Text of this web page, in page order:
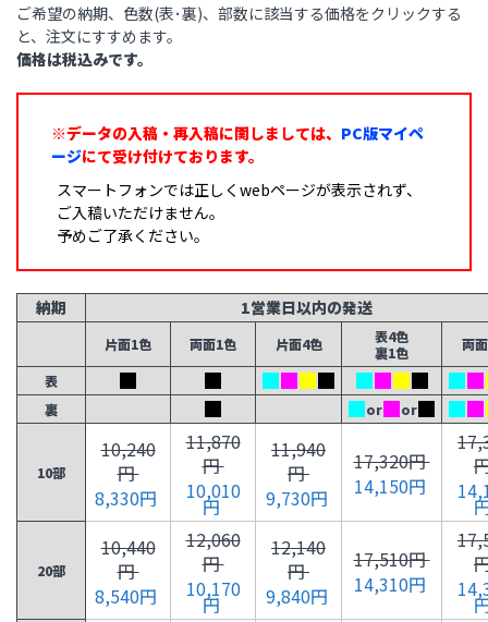
ご希望の納期、色数(表･裏)、部数に該当する価格をクリックする
と、注文にすすめます。
価格は税込みです。
※データの入稿・再入稿に関しましては、 PC版マイペ
ージにて受け付けております。
スマートフォンでは正しくwebページが表示されず、
ご入稿いただけません。
予めご了承ください。
納期 1営業日以内の発送
片面1色 両面1色 片面4色
表4色
裏1色
両
表
裏
or or
10部
10,240
円
8,330円
11,870
円
10,010
円
11,940
円
9,730円
17,320円
14,150円
20部
10,440
円
8,540円
12,060
円
10,170
円
12,140
円
9,840円
17,510円
14,310円